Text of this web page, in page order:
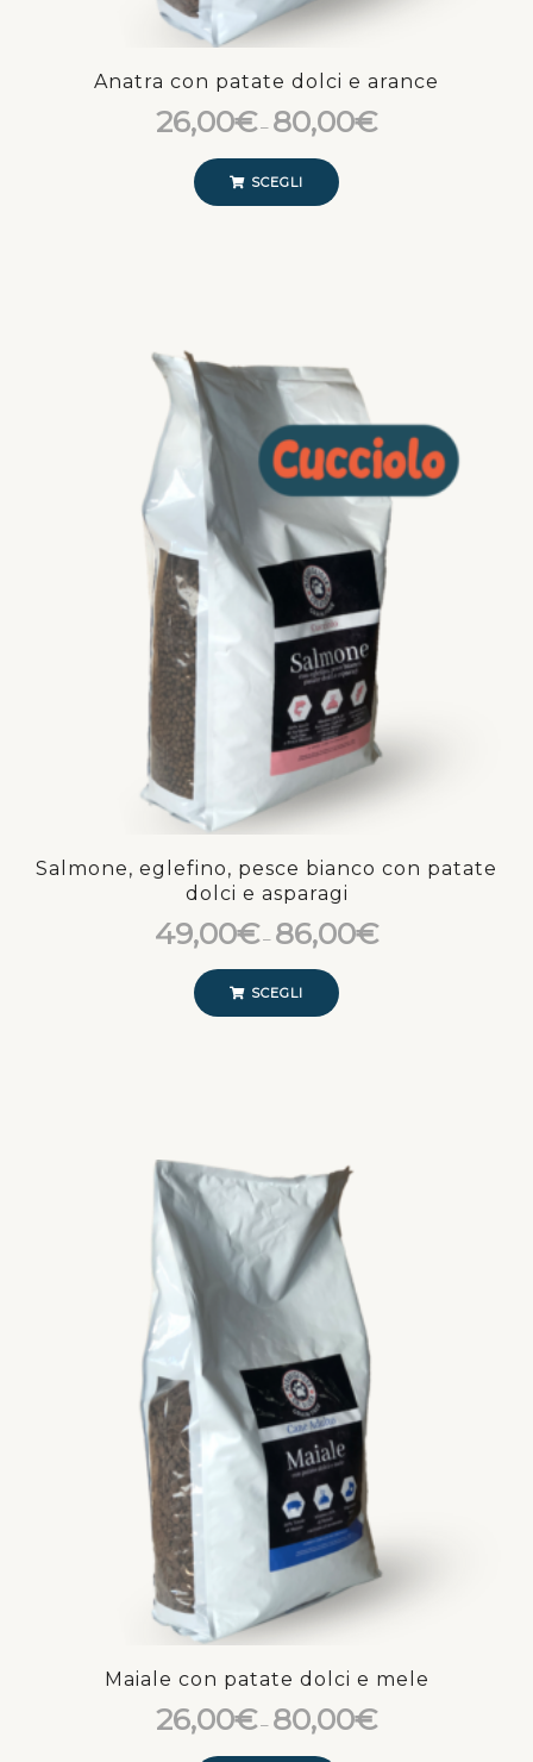
Anatra con patate dolci e arance
26,00€– 80,00€
SCEGLI
Salmone, eglefino, pesce bianco con patate
dolci e asparagi
49,00€– 86,00€
SCEGLI
Maiale con patate dolci e mele
26,00€– 80,00€